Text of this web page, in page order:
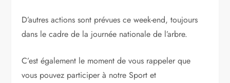
D’autres actions sont prévues ce week-end, toujours
dans le cadre de la journée nationale de l’arbre.
C’est également le moment de vous rappeler que
vous pouvez participer à notre Sport et